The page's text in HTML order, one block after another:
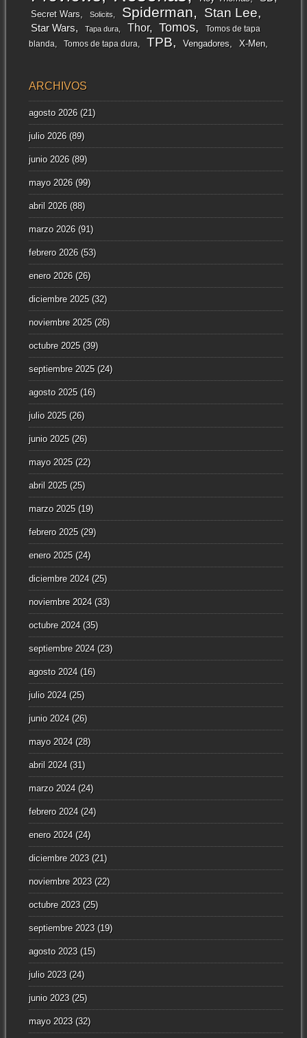
Secret Wars Solicits Spiderman Stan Lee
Star Wars Tapa dura Thor Tomos
Tomos de tapa
blanda
Tomos de tapa dura TPB Vengadores X-Men
ARCHIVOS
agosto 2026(21)
julio 2026(89)
junio 2026(89)
mayo 2026(99)
abril 2026(88)
marzo 2026(91)
febrero 2026(53)
enero 2026(26)
diciembre 2025(32)
noviembre 2025(26)
octubre 2025(39)
septiembre 2025(24)
agosto 2025(16)
julio 2025(26)
junio 2025(26)
mayo 2025(22)
abril 2025(25)
marzo 2025(19)
febrero 2025(29)
enero 2025(24)
diciembre 2024(25)
noviembre 2024(33)
octubre 2024(35)
septiembre 2024(23)
agosto 2024(16)
julio 2024(25)
junio 2024(26)
mayo 2024(28)
abril 2024(31)
marzo 2024(24)
febrero 2024(24)
enero 2024(24)
diciembre 2023(21)
noviembre 2023(22)
octubre 2023(25)
septiembre 2023(19)
agosto 2023(15)
julio 2023(24)
junio 2023(25)
mayo 2023(32)